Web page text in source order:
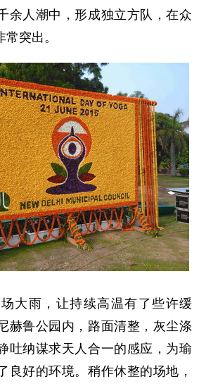
余人潮中，形成独立方队，在众
突出。
雨，让持续高温有了些许缓
赫鲁公园内，路面清整，灰尘涤
吐纳谋求天人合一的感应，为瑜
良好的环境。稍作休整的场地，